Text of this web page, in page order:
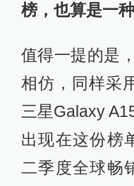
榜，也算是一
值得一提的是
相仿，同样采
三星Galaxy
出现在这份榜
二季度全球畅